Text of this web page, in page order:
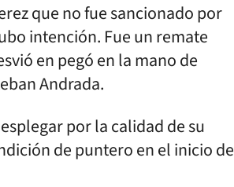
que no fue sancionado por
intención. Fue un remate
en pegó en la mano de
Andrada.
por la calidad de su
de puntero en el inicio de